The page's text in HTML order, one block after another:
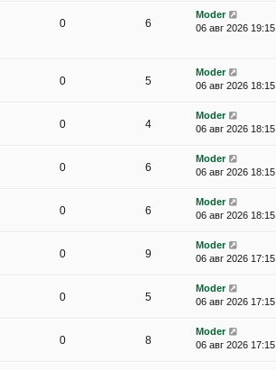
0 6
Moder
06 авг 2026 19:15
0 5
Moder
06 авг 2026 18:15
0 4
Moder
06 авг 2026 18:15
0 6
Moder
06 авг 2026 18:15
0 6
Moder
06 авг 2026 18:15
0 9
Moder
06 авг 2026 17:15
0 5
Moder
06 авг 2026 17:15
0 8
Moder
06 авг 2026 17:15